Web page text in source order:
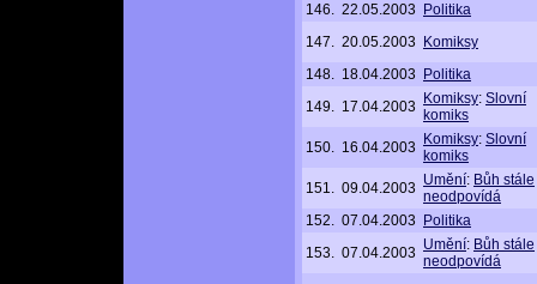
146. 22.05.2003 Politika
147. 20.05.2003 Komiksy
148. 18.04.2003 Politika
149. 17.04.2003 Komiksy: Slovní
komiks
150. 16.04.2003 Komiksy: Slovní
komiks
151. 09.04.2003 Umění: Bůh stále
neodpovídá
152. 07.04.2003 Politika
153. 07.04.2003 Umění: Bůh stále
neodpovídá